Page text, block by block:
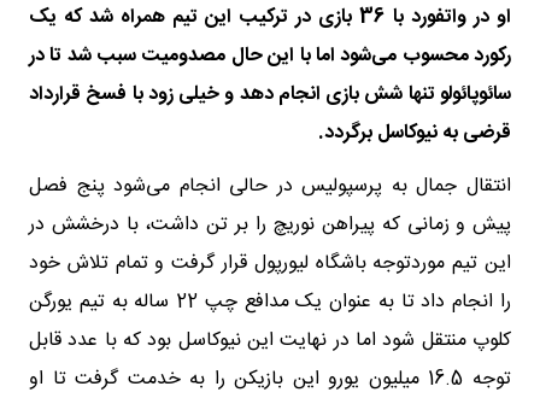
او در واتفورد با 36 بازی در ترکیب این تیم همراه شد که یک
رکورد محسوب می‌شود اما با این حال مصدومیت سبب شد تا در
سائوپائولو تنها شش بازی انجام دهد و خیلی زود با فسخ قرارداد
قرضی به نیوکاسل برگردد.
انتقال جمال به پرسپولیس در حالی انجام می‌شود پنج فصل
پیش و زمانی که پیراهن نوریچ را بر تن داشت، با درخشش در
این تیم موردتوجه باشگاه لیورپول قرار گرفت و تمام تلاش خود
را انجام داد تا به عنوان یک مدافع چپ 22 ساله به تیم یورگن
کلوپ منتقل شود اما در نهایت این نیوکاسل بود که با عدد قابل
توجه 16.5 میلیون یورو این بازیکن را به خدمت گرفت تا او